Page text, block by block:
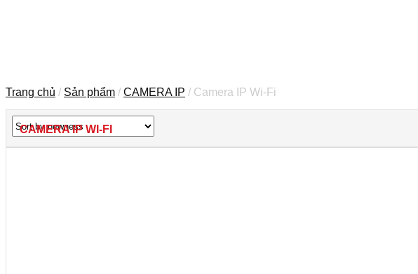
Trang chủ / Sản phẩm / CAMERA IP / Camera IP Wi-Fi
CAMERA IP WI-FI